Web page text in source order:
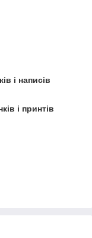
і написів
і принтів